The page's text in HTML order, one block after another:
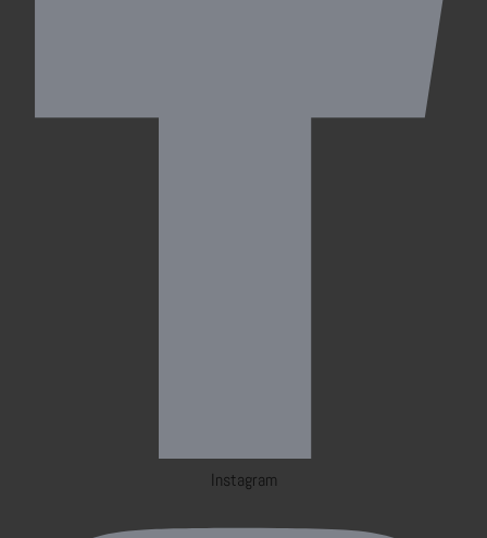
Instagram